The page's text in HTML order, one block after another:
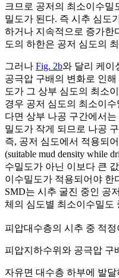
크므로 공저의 최소이수밀
밀도가 된다. 즉 시추 심도
하거나 지속적으로 증가한
도의 하한은 공저 심도의
그러나 Fig. 2b와 달리 케이
공극압 구배의 변화로 인
도가 그 상부 심도의 최소
경우 공저 심도의 최소이
다면 상부 나공 구간에서
밀도가 작게 되므로 나공
즉, 공저 심도에서 적용되
(suitable mud density while
수밀도가 아닌 이보다 큰
이수밀도가 적용되어야 한
SMD는 시추 굴진 중인 공
체의 심도별 최소이수밀도
피압대수층의 시추 중 적
피압지하수위와 공극압 구
자유면 대수층 하부에 발